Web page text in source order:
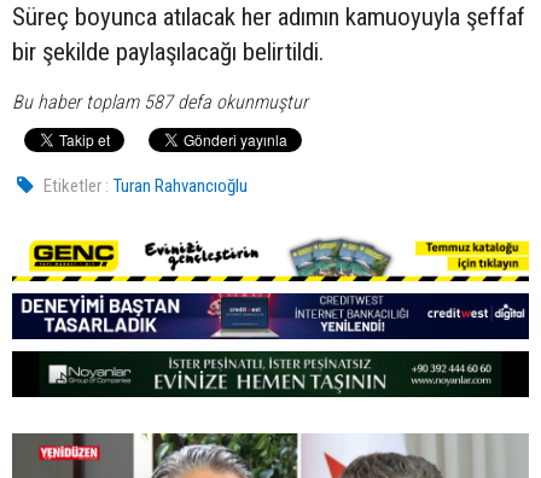
Süreç boyunca atılacak her adımın kamuoyuyla şeffaf
bir şekilde paylaşılacağı belirtildi.
Bu haber toplam 587 defa okunmuştur
Etiketler : Turan Rahvancıoğlu